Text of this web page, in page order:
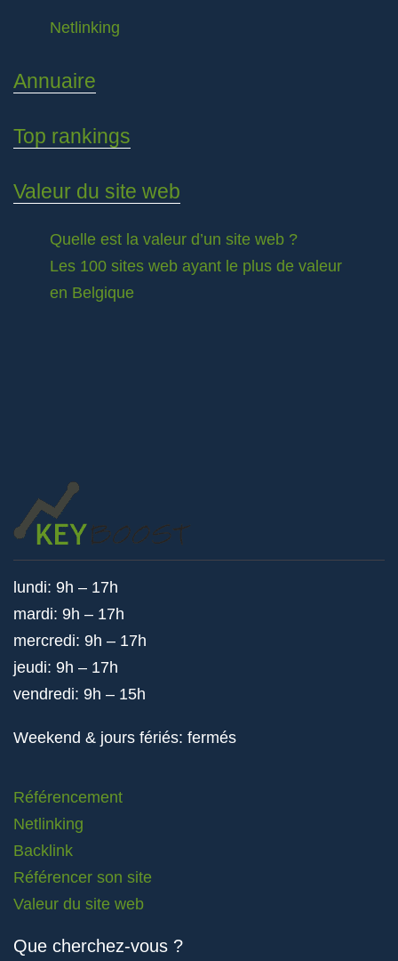
Netlinking
Annuaire
Top rankings
Valeur du site web
Quelle est la valeur d’un site web ?
Les 100 sites web ayant le plus de valeur
en Belgique
lundi: 9h – 17h
mardi: 9h – 17h
mercredi: 9h – 17h
jeudi: 9h – 17h
vendredi: 9h – 15h
Weekend & jours fériés: fermés
Référencement
Netlinking
Backlink
Référencer son site
Valeur du site web
Que cherchez-vous ?